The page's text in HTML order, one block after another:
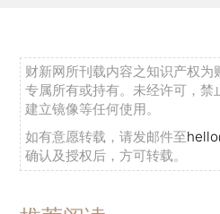
财新网所刊载内容之知识产权为
专属所有或持有。未经许可，禁
建立镜像等任何使用。
如有意愿转载，请发邮件至
确认及授权后，方可转载。